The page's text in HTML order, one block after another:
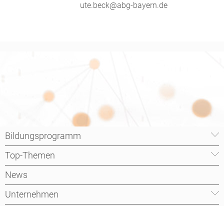
ute.beck@abg-bayern.de
Bildungsprogramm
Top-Themen
News
Unternehmen